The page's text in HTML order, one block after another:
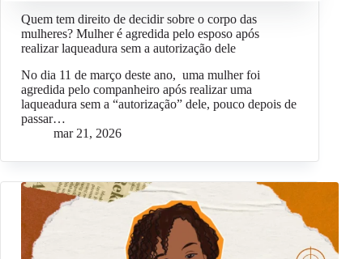
Quem tem direito de decidir sobre o corpo das
mulheres? Mulher é agredida pelo esposo após
realizar laqueadura sem a autorização dele
No dia 11 de março deste ano, uma mulher foi
agredida pelo companheiro após realizar uma
laqueadura sem a “autorização” dele, pouco depois de
passar…
mar 21, 2026